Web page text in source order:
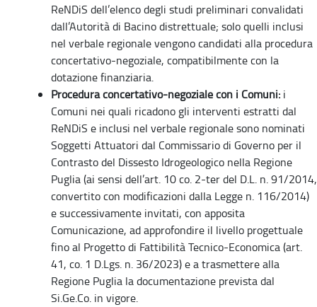
ReNDiS dell’elenco degli studi preliminari convalidati
dall’Autorità di Bacino distrettuale; solo quelli inclusi
nel verbale regionale vengono candidati alla procedura
concertativo-negoziale, compatibilmente con la
dotazione finanziaria.
Procedura concertativo-negoziale con i Comuni: i
Comuni nei quali ricadono gli interventi estratti dal
ReNDiS e inclusi nel verbale regionale sono nominati
Soggetti Attuatori dal Commissario di Governo per il
Contrasto del Dissesto Idrogeologico nella Regione
Puglia (ai sensi dell’art. 10 co. 2-ter del D.L. n. 91/2014,
convertito con modificazioni dalla Legge n. 116/2014)
e successivamente invitati, con apposita
Comunicazione, ad approfondire il livello progettuale
fino al Progetto di Fattibilità Tecnico-Economica (art.
41, co. 1 D.Lgs. n. 36/2023) e a trasmettere alla
Regione Puglia la documentazione prevista dal
Si.Ge.Co. in vigore.